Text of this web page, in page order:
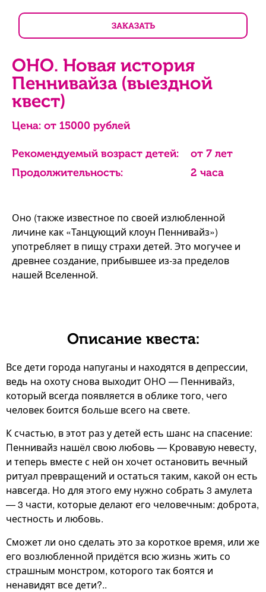
ЗАКАЗАТЬ
ОНО. Новая история
Пеннивайза (выездной
квест)
Цена: от 15000 рублей
Рекомендуемый возраст детей:
от 7 лет
Продолжительность:
2 часа
Оно (также известное по своей излюбленной
личине как «Танцующий клоун Пеннивайз»)
употребляет в пищу страхи детей. Это могучее и
древнее создание, прибывшее из-за пределов
нашей Вселенной.
Описание квеста:
Все дети города напуганы и находятся в депрессии,
ведь на охоту снова выходит ОНО — Пеннивайз,
который всегда появляется в облике того, чего
человек боится больше всего на свете.
К счастью, в этот раз у детей есть шанс на спасение:
Пеннивайз нашёл свою любовь — Кровавую невесту,
и теперь вместе с ней он хочет остановить вечный
ритуал превращений и остаться таким, какой он есть
навсегда. Но для этого ему нужно собрать 3 амулета
— 3 части, которые делают его человечным: доброта,
честность и любовь.
Сможет ли оно сделать это за короткое время, или же
его возлюбленной придётся всю жизнь жить со
страшным монстром, которого так боятся и
ненавидят все дети?..